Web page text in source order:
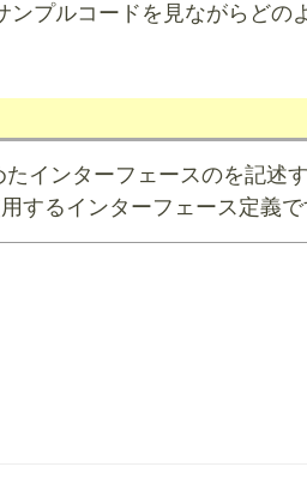
プルコードを見ながらどの
インターフェースのを記述
するインターフェース定義で